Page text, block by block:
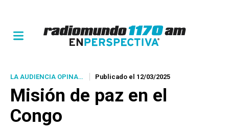
LA AUDIENCIA OPINA… Publicado el 12/03/2025
Misión de paz en el
Congo